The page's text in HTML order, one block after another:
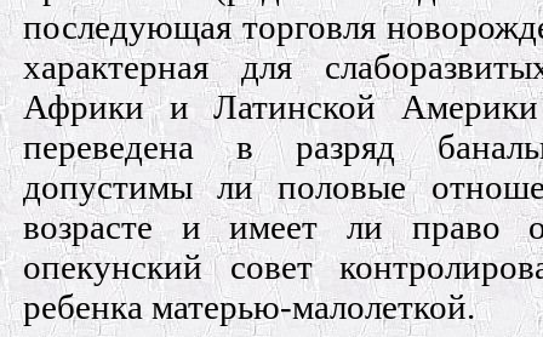
последующая торговля
характерная для
Африки и Латинской
переведена в разряд
допустимы ли половые
возрасте и имеет ли право
опекунский совет
ребенка матерью-малолеткой.